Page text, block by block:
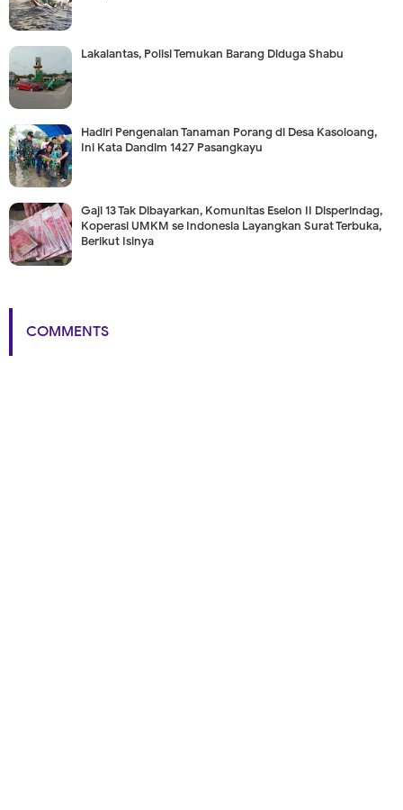
Lakalantas, Polisi Temukan Barang Diduga Shabu
Hadiri Pengenalan Tanaman Porang di Desa Kasoloang,
Ini Kata Dandim 1427 Pasangkayu
Gaji 13 Tak Dibayarkan, Komunitas Eselon II Disperindag,
Koperasi UMKM se Indonesia Layangkan Surat Terbuka,
Berikut Isinya
COMMENTS